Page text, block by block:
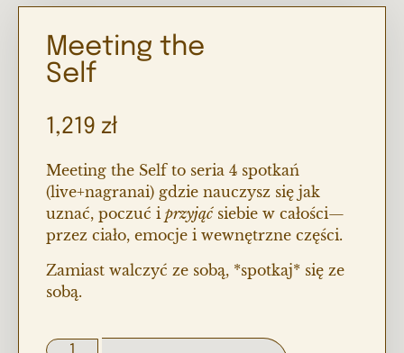
Meeting the
Self
1,219 zł
Meeting the Self to seria 4 spotkań
(live+nagranai) gdzie nauczysz się jak
uznać, poczuć i przyjąćsiebie w całości—
przez ciało, emocje i wewnętrzne części.
Zamiast walczyć ze sobą, *spotkaj* się ze
sobą.